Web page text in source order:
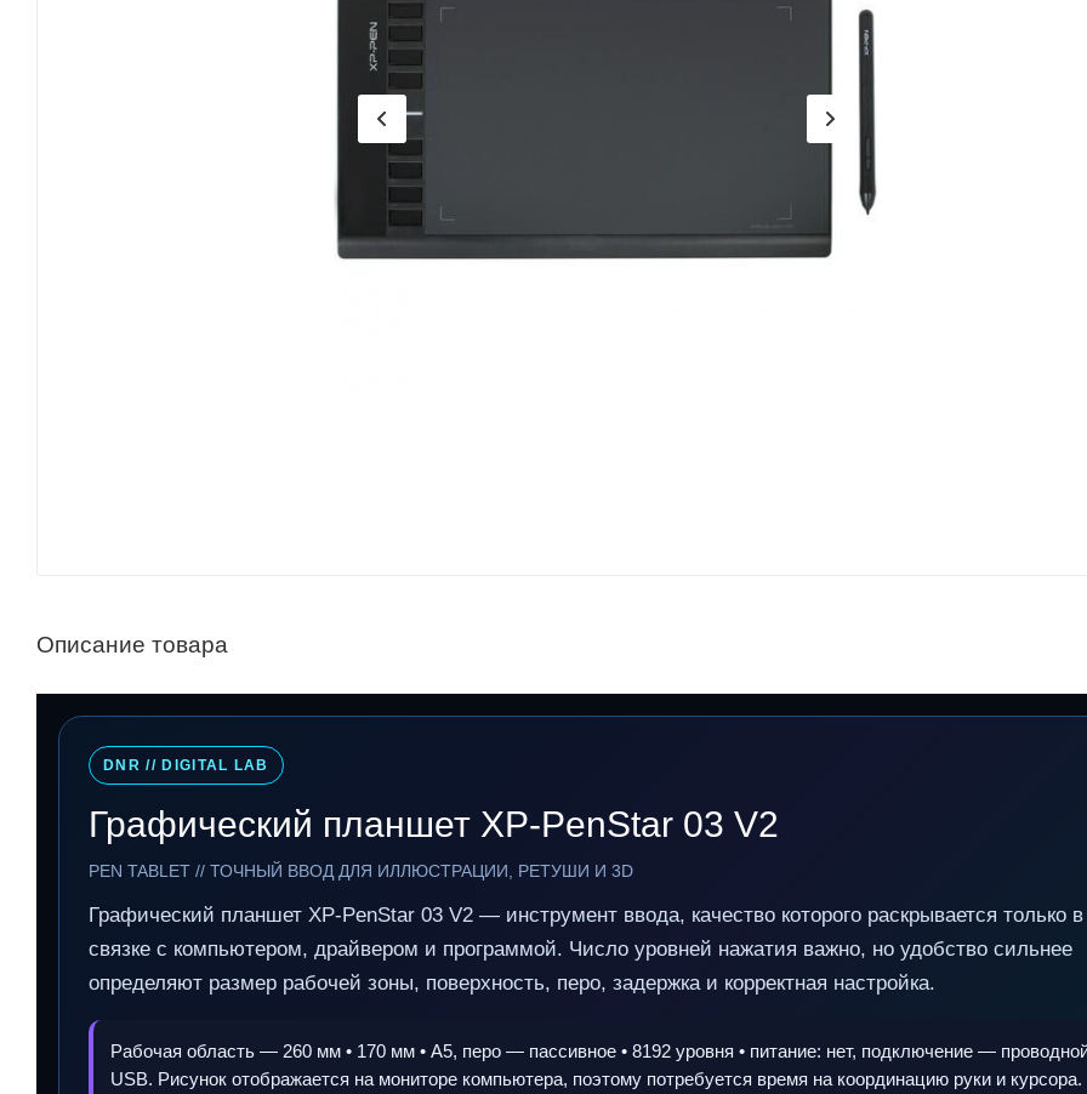
Описание товара
DNR // DIGITAL LAB
Графический планшет XP-PenStar 03 V2
PEN TABLET // ТОЧНЫЙ ВВОД ДЛЯ ИЛЛЮСТРАЦИИ, РЕТУШИ И 3D
Графический планшет XP-PenStar 03 V2 — инструмент ввода, качество которого раскрывается только в
связке с компьютером, драйвером и программой. Число уровней нажатия важно, но удобство сильнее
определяют размер рабочей зоны, поверхность, перо, задержка и корректная настройка.
Рабочая область — 260 мм • 170 мм • A5, перо — пассивное • 8192 уровня • питание: нет, подключение —
USB. Рисунок отображается на мониторе компьютера, поэтому потребуется время на координацию руки и курсора.